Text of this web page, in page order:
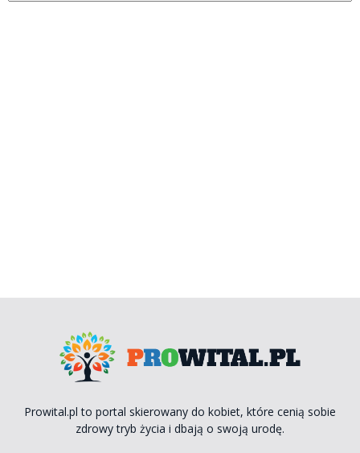
Prowital.pl to portal skierowany do kobiet, które cenią sobie
zdrowy tryb życia i dbają o swoją urodę.